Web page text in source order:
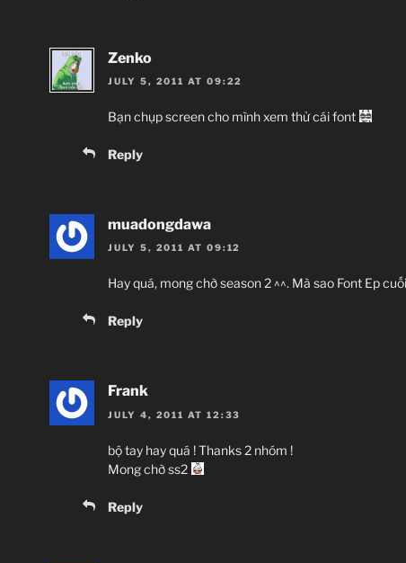
Zenko
JULY 5, 2011 AT 09:22
Bạn chụp screen cho mình xem thử cái font
Reply
muadongdawa
JULY 5, 2011 AT 09:12
Hay quá, mong chờ season 2 ^^. Mà sao Font Ep
Reply
Frank
JULY 4, 2011 AT 12:33
bộ tay hay quá ! Thanks 2 nhóm !
Mong chờ ss2
Reply